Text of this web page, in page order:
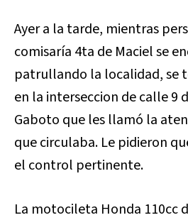
Ayer a la tarde, mientras
comisaría 4ta de Maciel se
patrullando la localidad, se
en la interseccion de calle 9
Gaboto que les llamó la
que circulaba. Le pidieron
el control pertinente.
La motocileta Honda 110cc